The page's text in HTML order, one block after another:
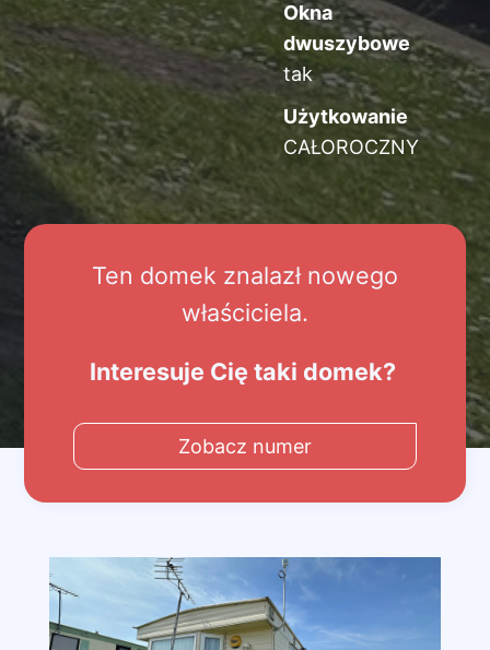
Ten domek znalazł nowego
właściciela.
Interesuje Cię taki domek?
Zobacz numer
Okna
dwuszybowe
tak
Użytkowanie
CAŁOROCZNY